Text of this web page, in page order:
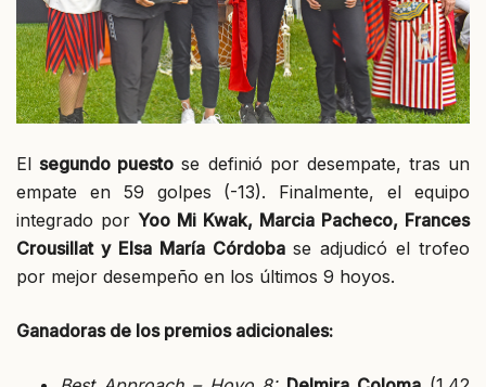
Elsegundo puesto se definió por desempate, tras un
empate en 59 golpes (-13). Finalmente, el equipo
integrado por Yoo Mi Kwak, Marcia Pacheco, Frances
Crousillat y Elsa María Córdobase adjudicó el trofeo
por mejor desempeño en los últimos 9 hoyos.
Ganadoras de los premios adicionales: